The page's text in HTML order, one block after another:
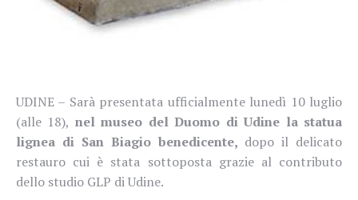
UDINE – Sarà presentata ufficialmente lunedì 10 luglio
(alle 18), nel museo del Duomo di Udine la statua
lignea di San Biagio benedicente, dopo il delicato
restauro cui è stata sottoposta grazie al contributo
dello studio GLP di Udine.